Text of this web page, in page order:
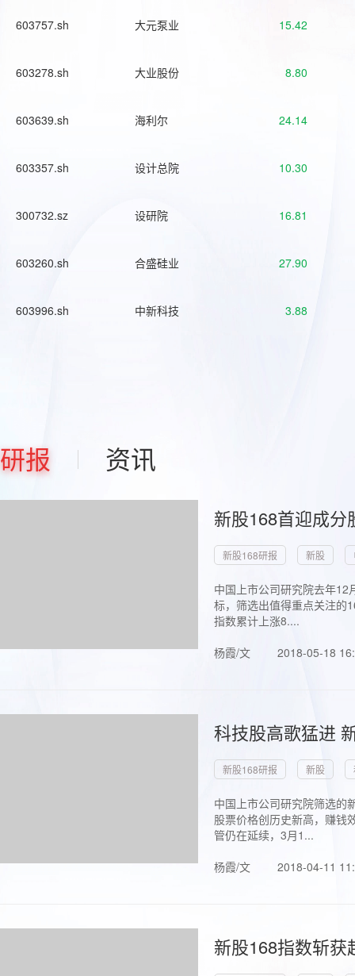
603757.sh 大元泵业 15.42
603278.sh 大业股份 8.80
603639.sh 海利尔 24.14
603357.sh 设计总院 10.30
300732.sz 设研院 16.81
603260.sh 合盛硅业 27.90
603996.sh 中新科技 3.88
研报 资讯
新股168首迎成
新股168研报 新股
中国上市公司研究院去年
标，筛选出值得重点关注的
指数累计上涨8....
杨霞/文
2018-05-18
科技股高歌猛进
新股168研报 新股
中国上市公司研究院筛选的
股票价格创历史新高，赚钱
管仍在延续，3月1...
杨霞/文
2018-04-11
新股168指数斩